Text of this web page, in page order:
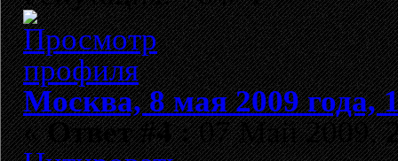
Москва, 8 мая 2009 года,
«Ответ #4 :07 Май 2009,